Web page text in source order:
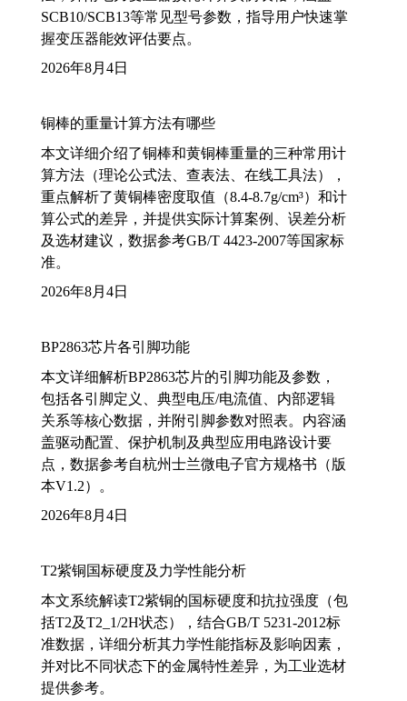
SCB10/SCB13等常见型号参数，指导用户快速掌
握变压器能效评估要点。
2026年8月4日
铜棒的重量计算方法有哪些
本文详细介绍了铜棒和黄铜棒重量的三种常用计
算方法（理论公式法、查表法、在线工具法），
重点解析了黄铜棒密度取值（8.4-8.7g/cm³）和计
算公式的差异，并提供实际计算案例、误差分析
及选材建议，数据参考GB/T 4423-2007等国家标
准。
2026年8月4日
BP2863芯片各引脚功能
本文详细解析BP2863芯片的引脚功能及参数，
包括各引脚定义、典型电压/电流值、内部逻辑
关系等核心数据，并附引脚参数对照表。内容涵
盖驱动配置、保护机制及典型应用电路设计要
点，数据参考自杭州士兰微电子官方规格书（版
本V1.2）。
2026年8月4日
T2紫铜国标硬度及力学性能分析
本文系统解读T2紫铜的国标硬度和抗拉强度（包
括T2及T2_1/2H状态），结合GB/T 5231-2012标
准数据，详细分析其力学性能指标及影响因素，
并对比不同状态下的金属特性差异，为工业选材
提供参考。